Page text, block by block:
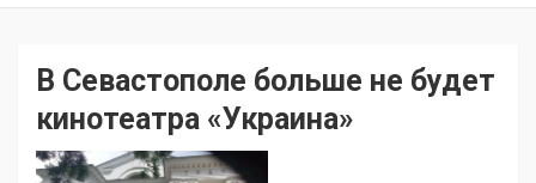
В Севастополе больше не будет
кинотеатра «Украина»